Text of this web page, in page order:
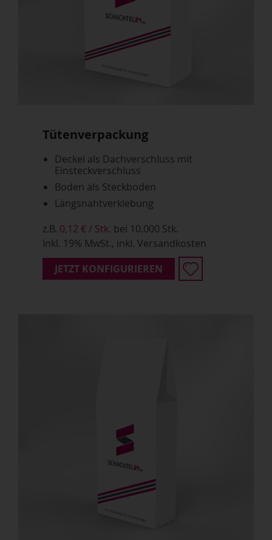
Tütenverpackung
Deckel als Dachverschluss mit
Einsteckverschluss
Boden als Steckboden
Längsnahtverklebung
z.B. 0,12 € / Stk. bei 10.000 Stk.
Inkl. 19% MwSt., inkl. Versandkosten
JETZT KONFIGURIEREN